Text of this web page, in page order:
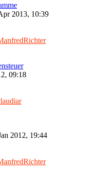
2013, 10:39
09:18
2012, 19:44